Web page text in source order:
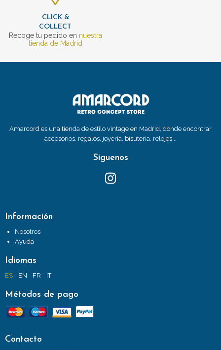
CLICK &
COLLECT
Recoge tu pedido en nuestra
tienda de Madrid
Amarcord es una tienda de estilo vintage en Madrid, donde encontrar
accesorios, regalos, joyería, bisutería, relojes...
Síguenos
Información
Nosotros
Ayuda
Idiomas
ES EN FR IT
Métodos de pago
Contacto